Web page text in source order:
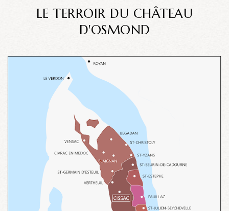
LE TERROIR DU CHÂTEAU
D'OSMOND